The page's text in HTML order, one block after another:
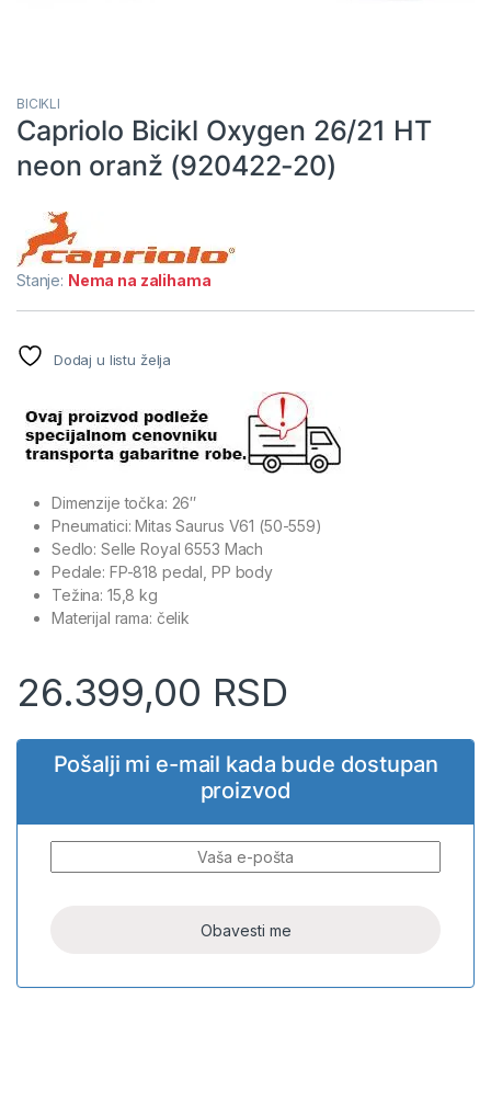
BICIKLI
Capriolo Bicikl Oxygen 26/21 HT
neon oranž (920422-20)
Stanje: Nema na zalihama
Dodaj u listu želja
Dimenzije točka: 26″
Pneumatici: Mitas Saurus V61 (50-559)
Sedlo: Selle Royal 6553 Mach
Pedale: FP-818 pedal, PP body
Težina: 15,8 kg
Materijal rama: čelik
26.399,00 RSD
Pošalji mi e-mail kada bude dostupan
proizvod